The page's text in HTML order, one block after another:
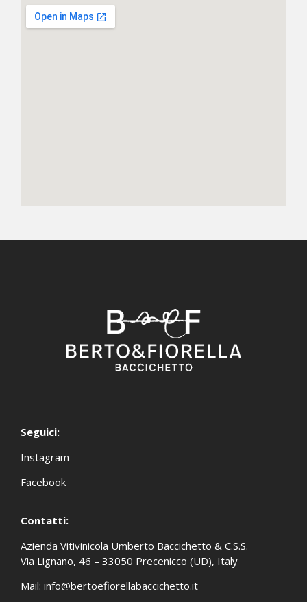
Seguici:
Instagram
Facebook
Contatti:
Azienda Vitivinicola Umberto Baccichetto & C.S.S.
Via Lignano, 46 – 33050 Precenicco (UD), Italy
Mail: info@bertoefiorellabaccichetto.it